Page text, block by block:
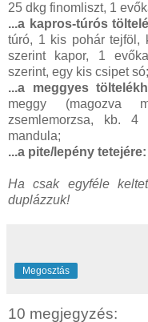
25 dkg finomliszt, 1
...a kapros-túrós
túró, 1 kis pohár tejföl,
szerint kapor, 1
szerint, egy kis csipet só;
...a meggyes
meggy (magozva
zsemlemorzsa, kb.
mandula;
...a pite/lepény tetejére:
Ha csak egyféle
duplázzuk!
Megosztás
10 megjegyzés: